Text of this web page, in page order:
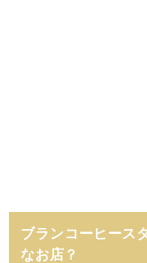
ブランコーヒース
なお店？